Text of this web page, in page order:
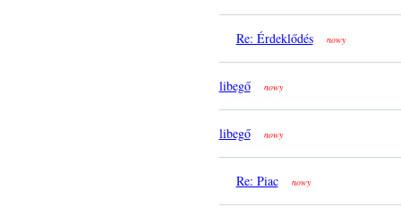
Re: Érdeklődés nowy
libegő nowy
libegő nowy
Re: Piac nowy